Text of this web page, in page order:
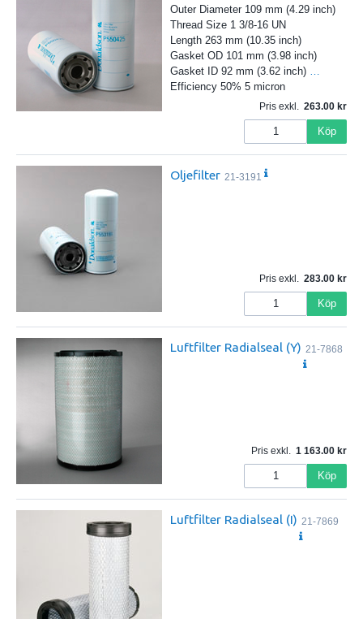
Outer Diameter 109 mm (4.29 inch)
Thread Size 1 3/8-16 UN
Length 263 mm (10.35 inch)
Gasket OD 101 mm (3.98 inch)
Gasket ID 92 mm (3.62 inch)
Efficiency 50% 5 micron
Pris exkl. 263.00
Köp
Oljefilter 21-3191
Pris exkl. 283.00
Köp
Luftfilter Radialseal (Y) 21-7868
Pris exkl. 1 163.00
Köp
Luftfilter Radialseal (I) 21-7869